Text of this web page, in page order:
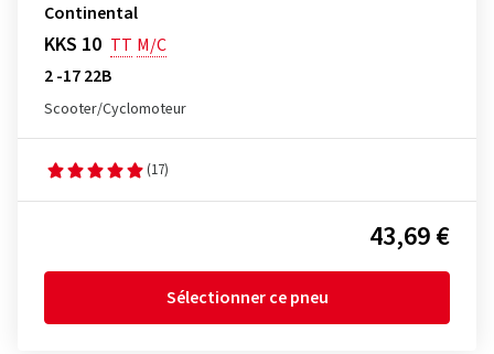
Continental
KKS 10 TT M/C
2 -17 22B
Scooter/Cyclomoteur
(17)
43,69 €
Sélectionner ce pneu